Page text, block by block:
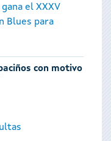
el XXXV
Blues para
con motivo